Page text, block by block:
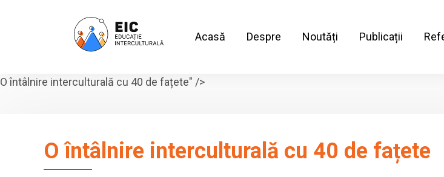
O întâlnire interculturală cu 40 de fațete" />
Acasă Despre Noutăți Publicații
O întâlnire interculturală cu 40 de fațete